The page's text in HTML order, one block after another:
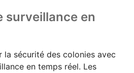
surveillance en
la sécurité des colonies avec
en temps réel. Les